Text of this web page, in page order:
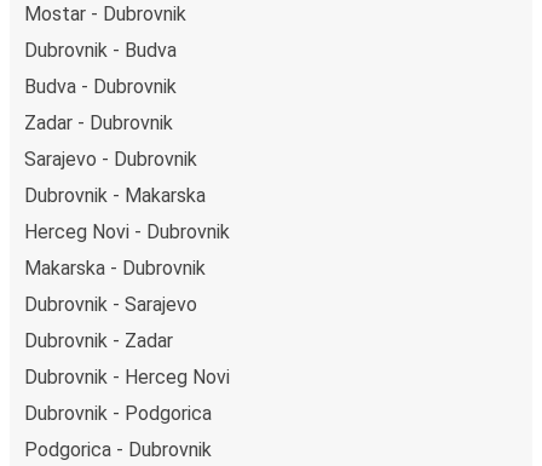
Mostar - Dubrovnik
Dubrovnik - Budva
Budva - Dubrovnik
Zadar - Dubrovnik
Sarajevo - Dubrovnik
Dubrovnik - Makarska
Herceg Novi - Dubrovnik
Makarska - Dubrovnik
Dubrovnik - Sarajevo
Dubrovnik - Zadar
Dubrovnik - Herceg Novi
Dubrovnik - Podgorica
Podgorica - Dubrovnik